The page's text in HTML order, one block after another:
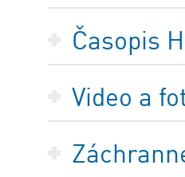
Časopis
Video a